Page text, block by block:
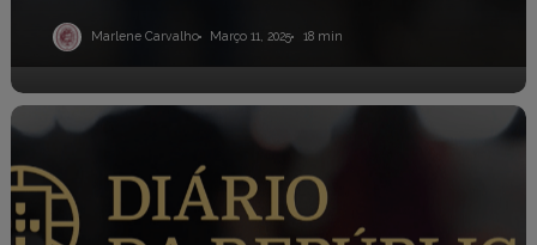
Marlene Carvalho Março 11, 2025 18 min
Legislação
Diário
República